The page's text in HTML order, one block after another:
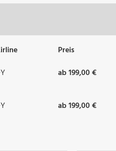
Preis
ab 199,00 €
ab 199,00 €